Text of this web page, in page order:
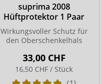
suprima 2008
Hüftprotektor 1 Paar
Wirkungsvoller Schutz für
den Oberschenkelhals
33,00 CHF
16,50 CHF / Stück